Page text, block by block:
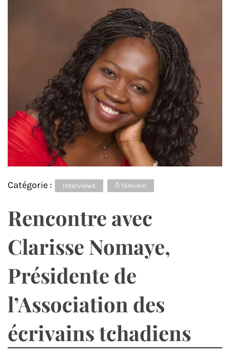
Catégorie : Interviews Ô féminin
Rencontre avec
Clarisse Nomaye,
Présidente de
l’Association des
écrivains tchadiens